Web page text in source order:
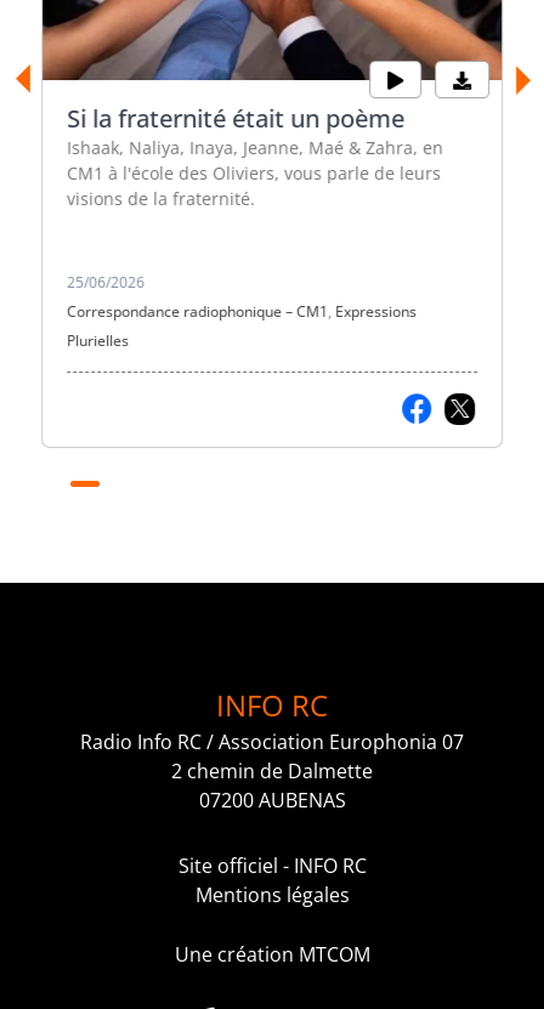
Si la fraternité était un poème
Ishaak, Naliya, Inaya, Jeanne, Maé & Zahra, en
CM1 à l'école des Oliviers, vous parle de leurs
visions de la fraternité.
25/06/2026
Correspondance radiophonique – CM1, Expressions
Plurielles
INFO RC
Radio Info RC / Association Europhonia 07
2 chemin de Dalmette
07200 AUBENAS
Site officiel - INFO RC
Mentions légales
Une création MTCOM